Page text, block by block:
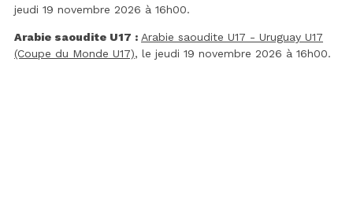
jeudi 19 novembre 2026 à 16h00.
Arabie saoudite U17 : Arabie saoudite U17 - Uruguay U17
(Coupe du Monde U17), le jeudi 19 novembre 2026 à 16h00.